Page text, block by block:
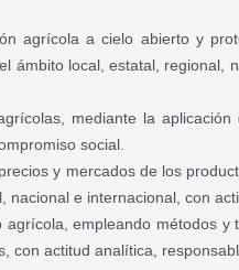
agrícola a cielo abierto y
ámbito local, estatal,
mediante la
social.
y mercados de los
nacional e internacional, con
empleando métodos
con actitud analítica,